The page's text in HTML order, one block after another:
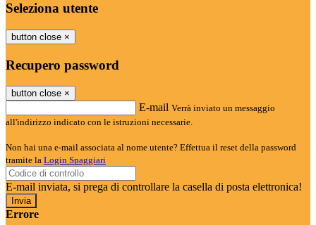
Seleziona utente
button close ×
Recupero password
button close ×
E-mail Verrà inviato un messaggio
all'indirizzo indicato con le istruzioni necessarie.
Non hai una e-mail associata al nome utente? Effettua il reset della password
tramite la Login Spaggiari
E-mail inviata, si prega di controllare la casella di posta elettronica!
Errore